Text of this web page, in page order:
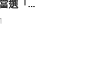
選「...